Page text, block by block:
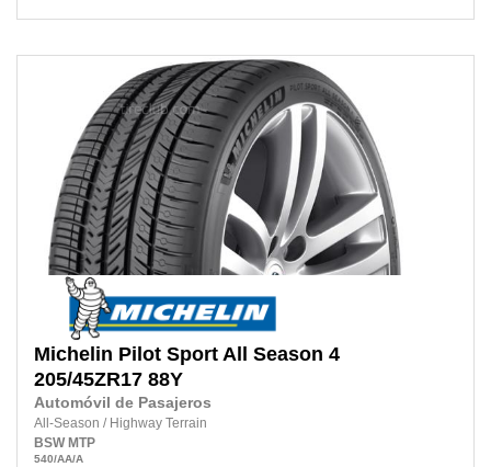
Michelin Pilot Sport All Season 4
205/45ZR17 88Y
Automóvil de Pasajeros
All-Season / Highway Terrain
BSW MTP
540/AA/A